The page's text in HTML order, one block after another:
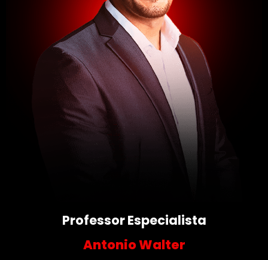
Professor Especialista
Antonio Walter